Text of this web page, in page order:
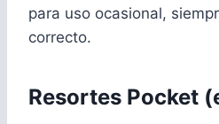
para uso ocasional,
correcto.
Resortes Pocket